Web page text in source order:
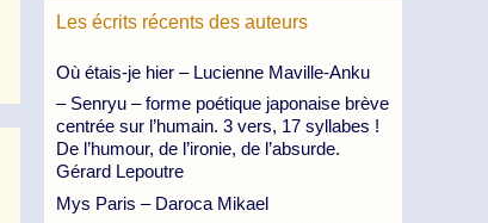
Les écrits récents des auteurs
Où étais-je hier – Lucienne Maville-Anku
– Senryu – forme poétique japonaise brève
centrée sur l’humain. 3 vers, 17 syllabes !
De l’humour, de l’ironie, de l’absurde.
Gérard Lepoutre
Mys Paris – Daroca Mikael